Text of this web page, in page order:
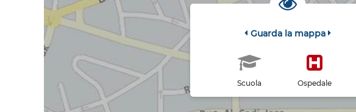
Guarda la mappa
Scuola Ospedale